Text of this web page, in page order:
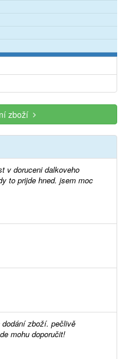
zboží
to prijde hned. jsem moc
mohu doporučit!